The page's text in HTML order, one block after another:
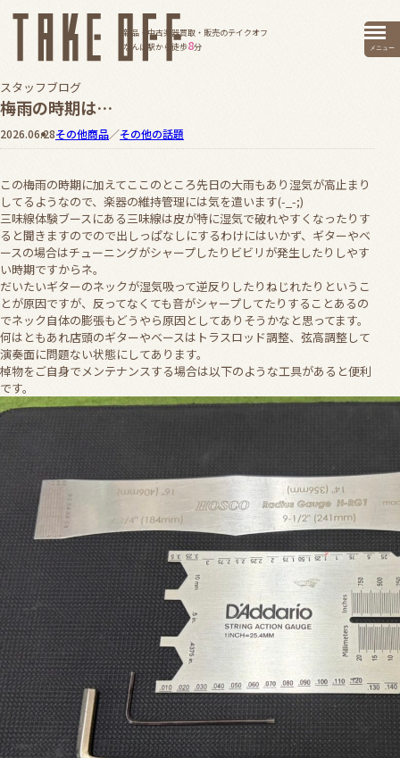
新品・中古楽器買取・販売のテイクオフ
なんば駅から徒歩8分 メニュー
スタッフブログ
梅雨の時期は…
2026.06.28その他商品／その他の話題
この梅雨の時期に加えてここのところ先日の大雨もあり湿気が高止まり
してるようなので、楽器の維持管理には気を遣います(-_-;)
三味線体験ブースにある三味線は皮が特に湿気で破れやすくなったりす
ると聞きますのでので出しっぱなしにするわけにはいかず、ギターやベ
ースの場合はチューニングがシャープしたりビビリが発生したりしやす
い時期ですからネ。
だいたいギターのネックが湿気吸って逆反りしたりねじれたりというこ
とが原因ですが、反ってなくても音がシャープしてたりすることあるの
でネック自体の膨張もどうやら原因としてありそうかなと思ってます。
何はともあれ店頭のギターやベースはトラスロッド調整、弦高調整して
演奏面に問題ない状態にしてあります。
棹物をご自身でメンテナンスする場合は以下のような工具があると便利
です。